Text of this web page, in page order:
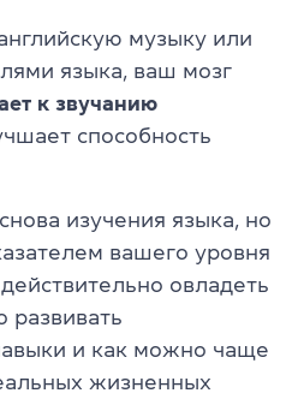
музыку или
языка, ваш мозг
к звучанию
способность
изучения языка, но
вашего уровня
овладеть
развивать
и как можно чаще
жизненных